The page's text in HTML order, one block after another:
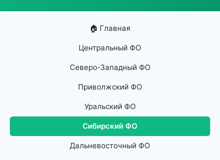
🏠 Главная
Центральный ФО
Северо-Западный ФО
Приволжский ФО
Уральский ФО
Сибирский ФО
Дальневосточный ФО